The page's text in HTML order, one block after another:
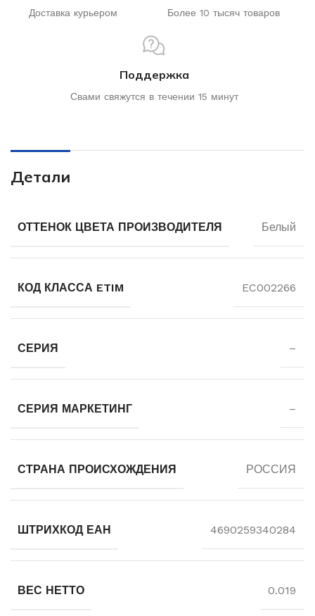
Доставка курьером Более 10 тысяч товаров
Поддержка
Свами свяжутся в течении 15 минут
Детали
ОТТЕНОК ЦВЕТА ПРОИЗВОДИТЕЛЯ Белый
КОД КЛАССА ETIM EC002266
СЕРИЯ –
СЕРИЯ МАРКЕТИНГ –
СТРАНА ПРОИСХОЖДЕНИЯ РОССИЯ
ШТРИХКОД ЕАН 4690259340284
ВЕС НЕТТО 0.019